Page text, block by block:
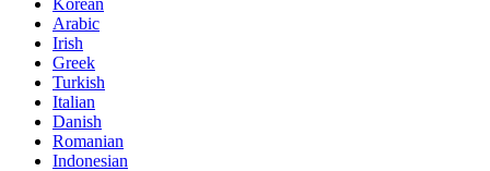
Korean
Arabic
Irish
Greek
Turkish
Italian
Danish
Romanian
Indonesian